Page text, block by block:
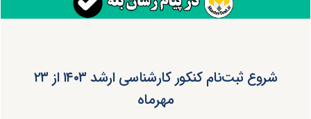
شروع ثبت‌نام کنکور کارشناسی ارشد ۱۴۰۳ از ۲۳
مهرماه